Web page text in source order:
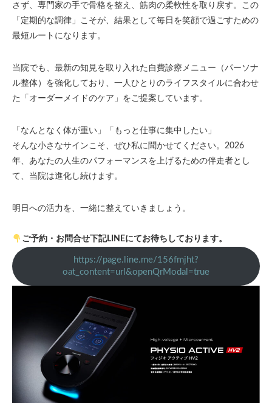
さず、専門家の手で骨格を整え、筋肉の柔軟性を取り戻す。この
「定期的な調律」こそが、結果として毎日を笑顔で過ごすための
最短ルートになります。
当院でも、最新の知見を取り入れた自費診療メニュー（パーソナ
ル整体）を強化しており、一人ひとりのライフスタイルに合わせ
た「オーダーメイドのケア」をご提案しています。
「なんとなく体が重い」「もっと仕事に集中したい」
そんな小さなサインこそ、ぜひ私に聞かせてください。2026
年、あなたの人生のパフォーマンスを上げるための伴走者とし
て、当院は進化し続けます。
明日への活力を、一緒に整えていきましょう。
ご予約・お問合せ下記LINEにてお待ちしております。
https://page.line.me/156fmjht?
oat_content=url&openQrModal=true